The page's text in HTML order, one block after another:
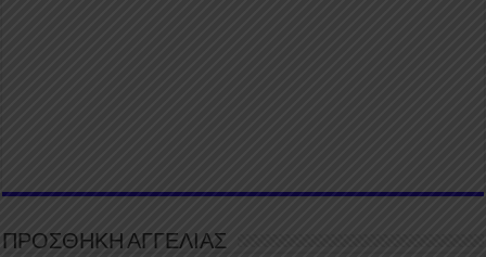
ΠΡΟΣΘΗΚΗ ΑΓΓΕΛΙΑΣ